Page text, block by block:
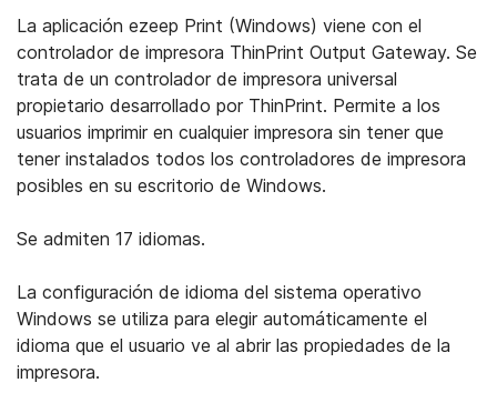
La aplicación ezeep Print (Windows) viene con el
controlador de impresora ThinPrint Output Gateway. Se
trata de un controlador de impresora universal
propietario desarrollado por ThinPrint. Permite a los
usuarios imprimir en cualquier impresora sin tener que
tener instalados todos los controladores de impresora
posibles en su escritorio de Windows.
Se admiten 17 idiomas.
La configuración de idioma del sistema operativo
Windows se utiliza para elegir automáticamente el
idioma que el usuario ve al abrir las propiedades de la
impresora.